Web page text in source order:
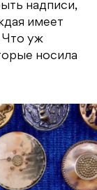
надписи,
имеет
Что уж
носила